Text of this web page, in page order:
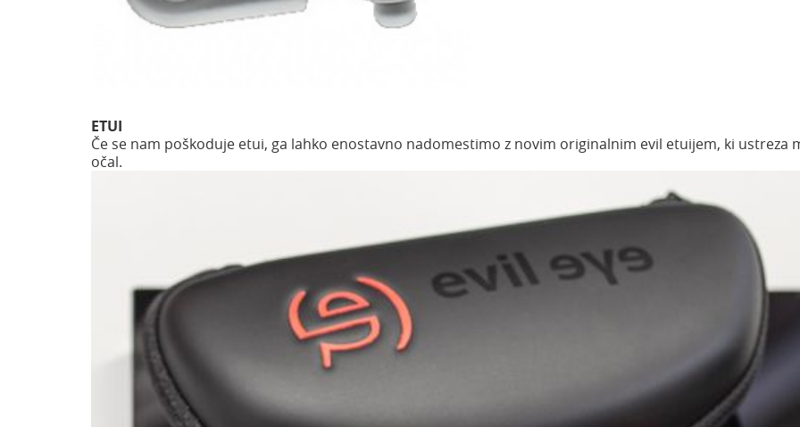
ETUI
Če se nam poškoduje etui, ga lahko enostavno nadomestimo z novim originalnim evil etuijem, ki ustreza
očal.